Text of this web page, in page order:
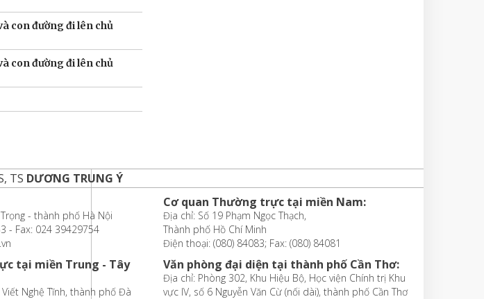
con đường đi lên chủ
con đường đi lên chủ
TS DƯƠNG TRUNG Ý
- thành phố Hà Nội
- Fax: 024 39429754
tại miền Trung - Tây
Nghệ Tĩnh, thành phố Đà
Cơ quan Thường trực tại miền Nam:
Địa chỉ: Số 19 Phạm Ngọc Thạch,
Thành phố Hồ Chí Minh
Điện thoại: (080) 84083; Fax: (080) 84081
Văn phòng đại diện tại thành phố Cần Thơ:
Địa chỉ: Phòng 302, Khu Hiệu Bộ, Học viện Chính trị Khu
vực IV, số 6 Nguyễn Văn Cừ (nối dài), thành phố Cần Thơ